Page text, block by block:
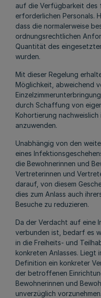
auf die Verfügbarkeit des
erforderlichen Personals.
dass die normalerweise
ordnungsrechtlichen
Quantität des
wurden.
Mit dieser Regelung
Möglichkeit, abweichend
durch Schaffung von
Kohortierung nachweislich
anzuwenden.
Unabhängig von den
eines
die Bewohnerinnen und
Vertreterinnen und
darauf, von diesem
dies zum Anlass auch
Besuche zu reduzieren.
Da der Verdacht auf eine
verbunden ist, bedarf es
in die Freiheits- und
konkreten Anlasses. Liegt
Definition ein konkreter
der betroffenen
Bewohnerinnen und
unverzüglich vorzunehmen.